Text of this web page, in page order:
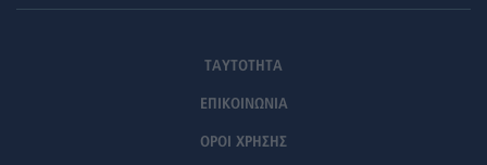
ΤΑΥΤΟΤΗΤΑ
ΕΠΙΚΟΙΝΩΝΙΑ
ΟΡΟΙ ΧΡΗΣΗΣ